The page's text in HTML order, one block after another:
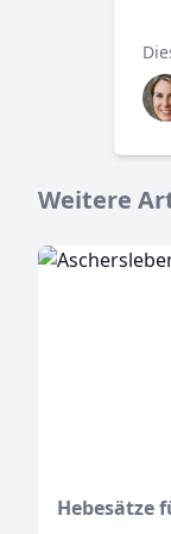
Weitere
Hebesätze